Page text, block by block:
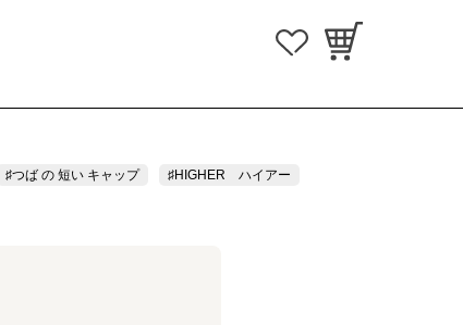
♯つば の 短い キャップ ♯HIGHER ハイアー